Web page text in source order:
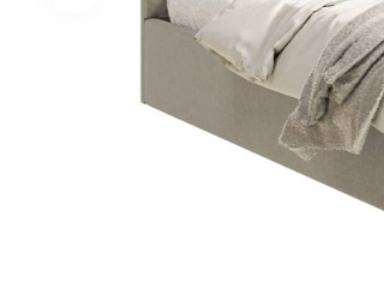
Google
Sie haben noch kein Konto?